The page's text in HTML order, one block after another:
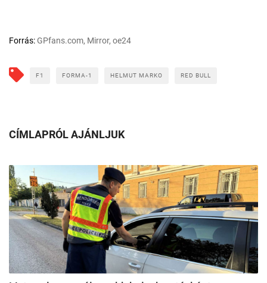
Forrás:GPfans.com, Mirror, oe24
F1 FORMA-1 HELMUT MARKO RED BULL
CÍMLAPRÓL AJÁNLJUK